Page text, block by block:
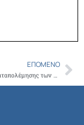
ΕΠΌΜΕΝΟ
Προγράμματα καταπολέμησης των κουνουπιών, σχετική ενημέρωση και προφύλαξη του κοινού για το έτος 2014